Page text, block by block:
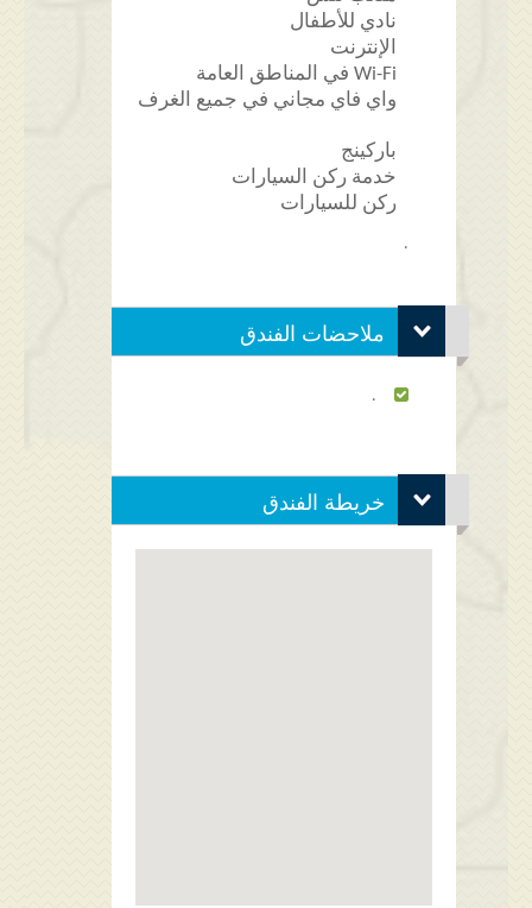
نادي للأطفال
الإنترنت
Wi-Fi في المناطق العامة
واي فاي مجاني في جميع الغرف
باركينج
خدمة ركن السيارات
ركن للسيارات
.
ملاحضات الفندق
.
خريطة الفندق